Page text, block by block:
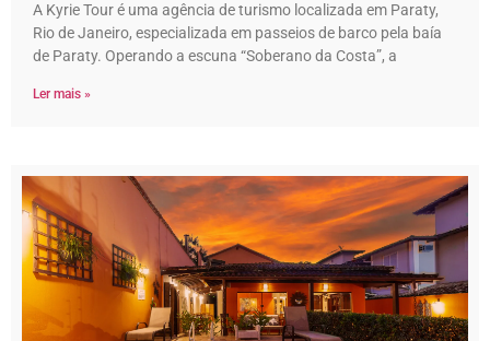
A Kyrie Tour é uma agência de turismo localizada em Paraty,
Rio de Janeiro, especializada em passeios de barco pela baía
de Paraty. Operando a escuna “Soberano da Costa”, a
Ler mais »